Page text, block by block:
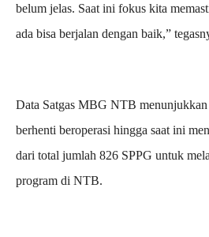
belum jelas. Saat ini fokus kita
ada bisa berjalan dengan baik,”
Data Satgas MBG NTB
berhenti beroperasi hingga saat ini
dari total jumlah 826 SPPG untuk
program di NTB.